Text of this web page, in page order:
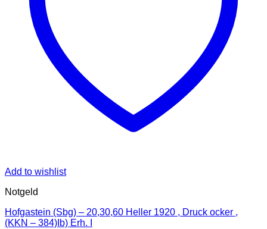
Add to wishlist
Notgeld
Hofgastein (Sbg) – 20,30,60 Heller 1920 , Druck ocker ,
(KKN – 384)Ib) Erh. I